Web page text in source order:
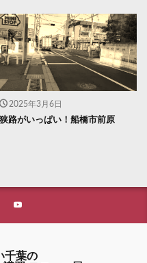
2025年3月6日
狭路がいっぱい！船橋市前原
千葉の